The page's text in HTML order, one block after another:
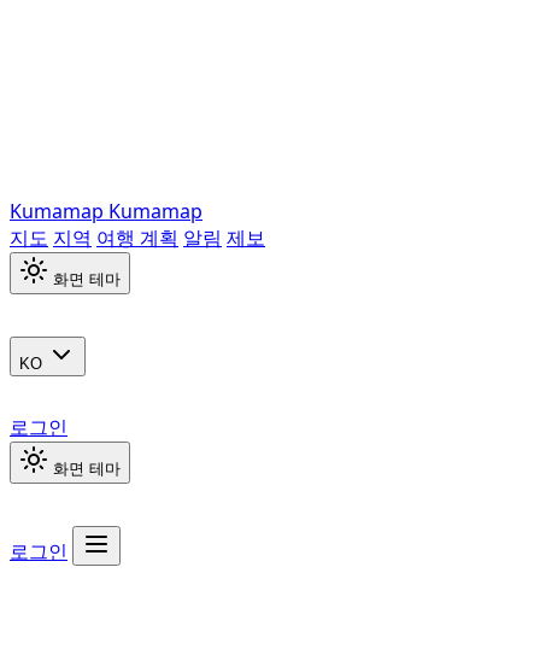
Kumamap Kumamap
지도 지역 여행 계획 알림 제보
화면 테마
KO
로그인
화면 테마
로그인